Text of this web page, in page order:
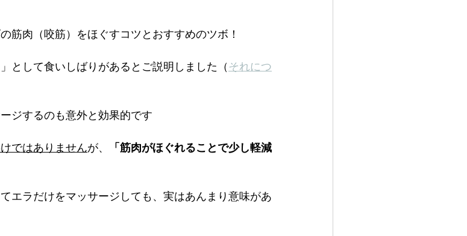
筋肉（咬筋）をほぐすコツとおすすめのツボ！
として食いしばりがあるとご説明しました（それにつ
ジするのも意外と効果的です
ではありませんが、
「筋肉がほぐれることで少し軽減
エラだけをマッサージしても、実はあんまり意味があ